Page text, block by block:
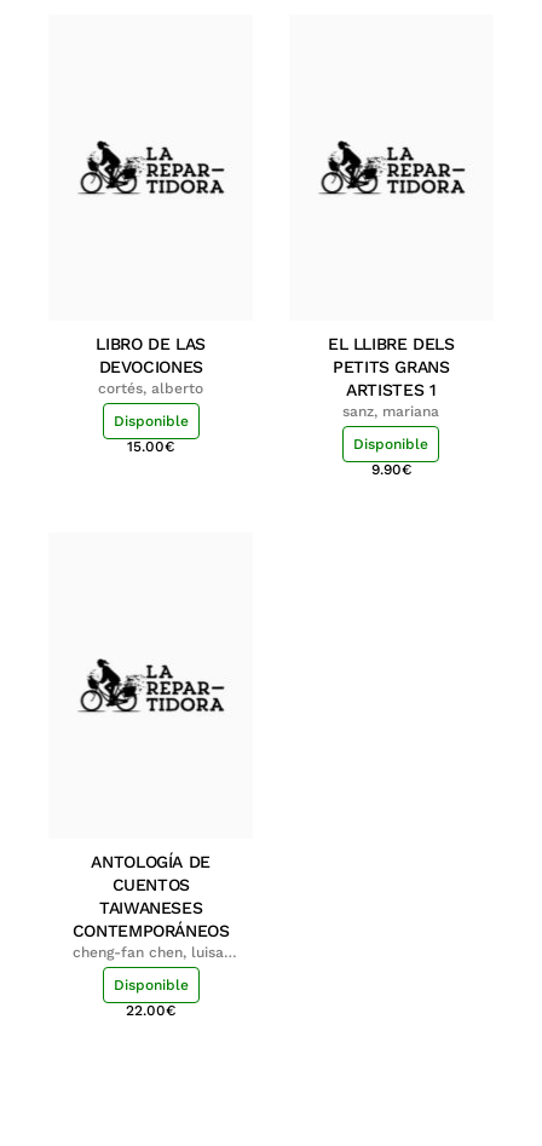
LIBRO DE LAS
DEVOCIONES
cortés, alberto
Disponible
15.00€
EL LLIBRE DELS
PETITS GRANS
ARTISTES 1
sanz, mariana
Disponible
9.90€
ANTOLOGÍA DE
CUENTOS
TAIWANESES
CONTEMPORÁNEOS
cheng-fan chen, luisa;
shu-ying chang, luisa
Disponible
22.00€